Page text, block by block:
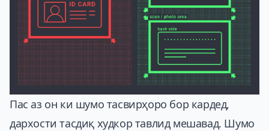
Пас аз он ки шумо тасвирҳоро бор кардед,
дархости тасдиқ худкор тавлид мешавад. Шумо